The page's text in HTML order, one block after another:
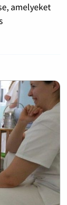
amelyeket